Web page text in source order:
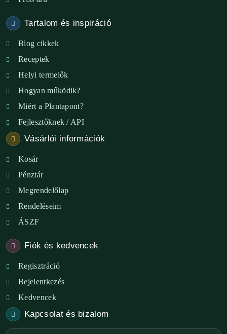
Tartalom és inspiráció
Blog cikkek
Receptek
Helyi termelők
Hogyan működik?
Miért a Plantapont?
Fejlesztőknek / API
Vásárlói információk
Kosár
Pénztár
Megrendelőlap
Rendeléseim
ÁSZF
Fiók és kedvencek
Regisztráció
Bejelentkezés
Kedvencek
Kapcsolat és bizalom